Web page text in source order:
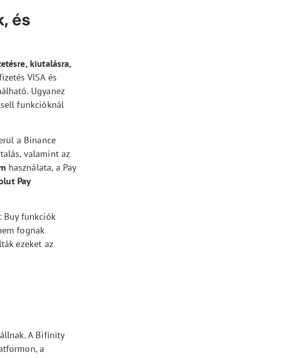
és
kiutalásra,
VISA és
Ugyanez
sell funkcióknál
a Binance
valamint az
használata, a Pay
Pay
Buy funkciók
fognak
ezeket az
A Bifinity
a